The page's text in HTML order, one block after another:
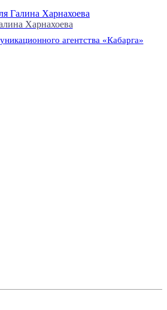
Харнахоева
агентства «Кабарга»